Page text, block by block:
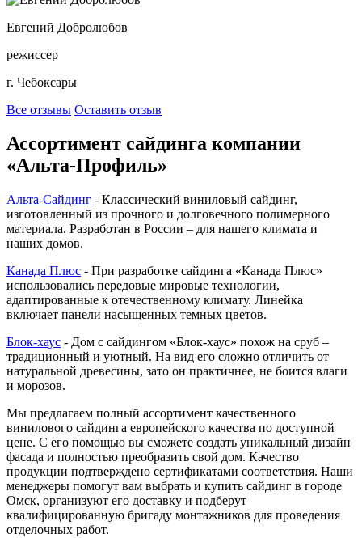
Евгений Добролюбов
режиссер
г. Чебоксары
Все отзывы Оставить отзыв
Ассортимент сайдинга компании
«Альта-Профиль»
Альта-Сайдинг - Классический виниловый сайдинг,
изготовленный из прочного и долговечного полимерного
материала. Разработан в России – для нашего климата и
наших домов.
Канада Плюс - При разработке сайдинга «Канада Плюс»
использовались передовые мировые технологии,
адаптированные к отечественному климату. Линейка
включает панели насыщенных темных цветов.
Блок-хаус - Дом с сайдингом «Блок-хаус» похож на сруб –
традиционный и уютный. На вид его сложно отличить от
натуральной древесины, зато он практичнее, не боится влаги
и морозов.
Мы предлагаем полный ассортимент качественного
винилового сайдинга европейского качества по доступной
цене. С его помощью вы сможете создать уникальный дизайн
фасада и полностью преобразить свой дом. Качество
продукции подтверждено сертификатами соответствия. Наши
менеджеры помогут вам выбрать и купить сайдинг в городе
Омск, организуют его доставку и подберут
квалифицированную бригаду монтажников для проведения
отделочных работ.